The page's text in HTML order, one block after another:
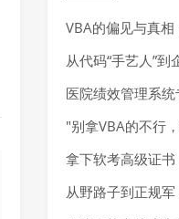
VBA的偏见与真相
从代码“手艺人”
二十年
医院绩效管理系统
"别拿VBA的不行
考
拿下软考高级证书
臣”!
从野路子到正规